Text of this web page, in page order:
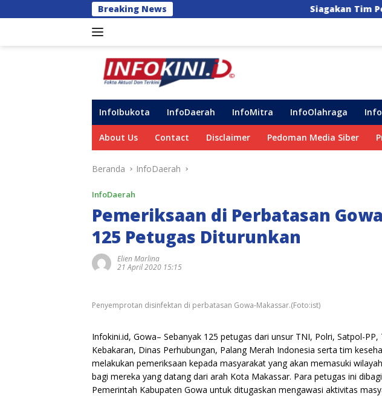
ke
Breaking News Siagakan Tim Penanganan Karhutla
InfoIbukota InfoDaerah InfoMitra InfoOlahraga
About Us Contact Disclaimer Pedoman Media Siber
Beranda InfoDaerah
InfoDaerah
Pemeriksaan di Perbatasan
125 Petugas Diturunkan
Elien Marlina
21 April 2020 15:15
Penyemprotan disinfektan di perbatasan Gowa-Makassar.(Foto:ist)
Infokini.id, Gowa– Sebanyak 125 petugas dari unsur TNI, Polri, Satpol-
Kebakaran, Dinas Perhubungan, Palang Merah Indonesia serta tim
melakukan pemeriksaan kepada masyarakat yang akan memasuki
bagi mereka yang datang dari arah Kota Makassar. Para petugas ini
Pemerintah Kabupaten Gowa untuk ditugaskan mengawasi aktivitas